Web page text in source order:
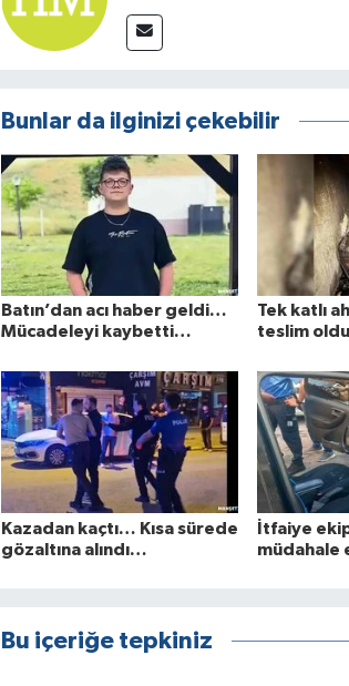
Bunlar da ilginizi çekebilir
Batın’dan acı haber geldi…
Mücadeleyi kaybetti…
Tek katlı
teslim
Kazadan kaçtı… Kısa sürede
gözaltına alındı…
İtfaiye
Bu içeriğe tepkiniz